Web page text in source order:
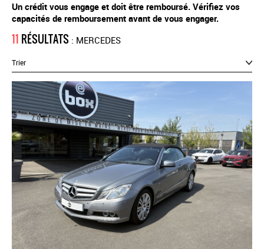
Un crédit vous engage et doit être remboursé. Vérifiez vos
capacités de remboursement avant de vous engager.
11 RÉSULTATS : MERCEDES
Trier